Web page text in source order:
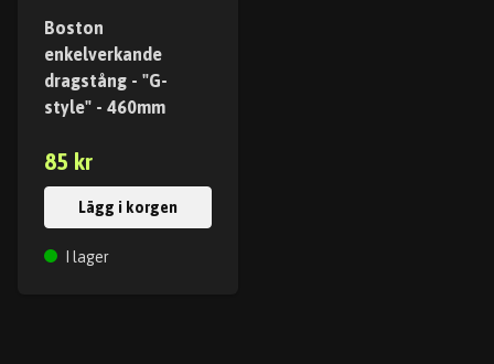
Boston
enkelverkande
dragstång - "G-
style" - 460mm
85 kr
Lägg i korgen
I lager